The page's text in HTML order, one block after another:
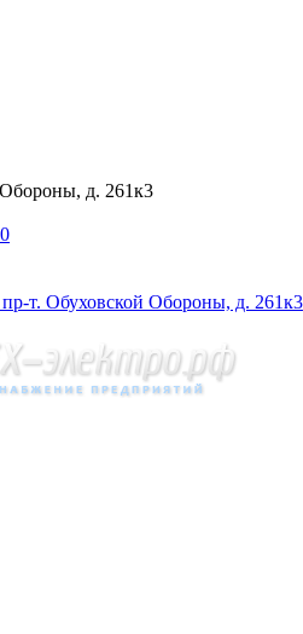
д. 261к3
т. Обуховской Обороны, д. 261к3